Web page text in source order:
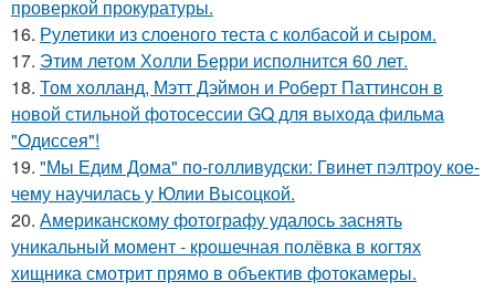
проверкой прокуратуры.
16. Рулетики из слоеного теста с колбасой и сыром.
17. Этим летом Холли Берри исполнится 60 лет.
18. Том холланд, Мэтт Дэймон и Роберт Паттинсон в
новой стильной фотосессии GQ для выхода фильма
"Одиссея"!
19. "Мы Едим Дома" по-голливудски: Гвинет пэлтроу кое-
чему научилась у Юлии Высоцкой.
20. Американскому фотографу удалось заснять
уникальный момент - крошечная полёвка в когтях
хищника смотрит прямо в объектив фотокамеры.